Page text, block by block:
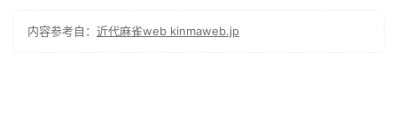
内容参考自： 近代麻雀web kinmaweb.jp